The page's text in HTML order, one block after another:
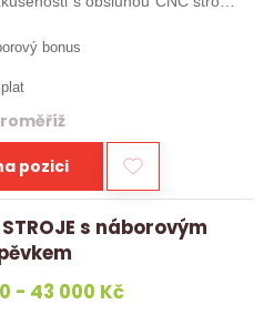
a máte chuť naučit se
bonus
pozici
s náborovým
- 43 000 Kč